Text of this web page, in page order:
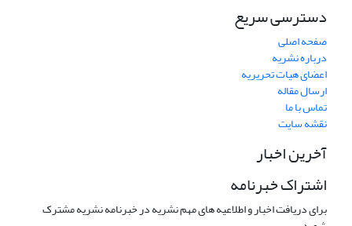
دسترسی سریع
صفحه اصلی
درباره نشریه
اعضای هیات تحریریه
ارسال مقاله
تماس با ما
نقشه سایت
آخرین اخبار
اشتراک خبرنامه
برای دریافت اخبار و اطلاعیه های مهم نشریه در خبرنامه نشریه مشترک